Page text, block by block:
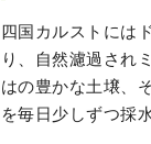
四国カルストには
り、自然濾過され
はの豊かな土壌、
を毎日少しずつ採